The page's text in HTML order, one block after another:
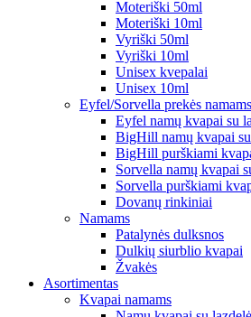
Moteriški 50ml
Moteriški 10ml
Vyriški 50ml
Vyriški 10ml
Unisex kvepalai
Unisex 10ml
Eyfel/Sorvella prekės namams
Eyfel namų kvapai su
BigHill namų kvapai
BigHill purškiami
Sorvella namų kvapai
Sorvella purškiami
Dovanų rinkiniai
Namams
Patalynės dulksnos
Dulkių siurblio kvapai
Žvakės
Asortimentas
Kvapai namams